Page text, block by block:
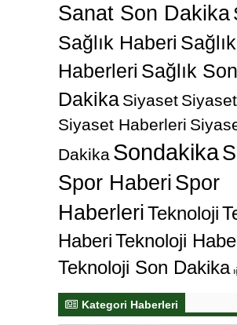
Sanat Son Dakika
Sağlık Haberi Sağlık
Haberleri Sağlık Son
Dakika Siyaset
Siyaset Haberleri
Dakika Sondakika
Spor Haberi Spor
HaberleriTeknoloji
HaberiTeknoloji
Teknoloji Son Dakika
Kategori Haberleri